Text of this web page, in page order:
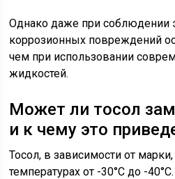
Однако даже при соблюдении
коррозионных повреждений
чем при использовании
жидкостей.
Может ли тосол
и к чему это
Тосол, в зависимости от
температурах от -30°C до -